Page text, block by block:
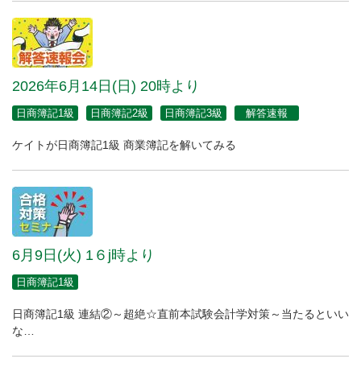
2026年6月14日(日) 20時より
日商簿記1級 日商簿記2級 日商簿記3級 解答速報
ケイトが日商簿記1級 商業簿記を解いてみる
6月9日(火) 1６j時より
日商簿記1級
日商簿記1級 連結②～超絶☆直前本試験会計学対策～当たるといい
な…